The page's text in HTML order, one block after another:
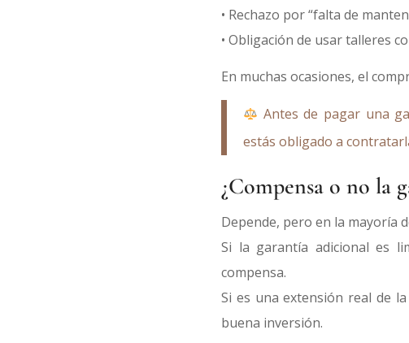
• Rechazo por “falta de
• Obligación de usar talleres
En muchas ocasiones, el
Antes de pagar una
estás obligado a
¿Compensa o no la
Depende, pero en la mayoría
Si la garantía adicional es
compensa.
Si es una extensión real de
buena inversión.